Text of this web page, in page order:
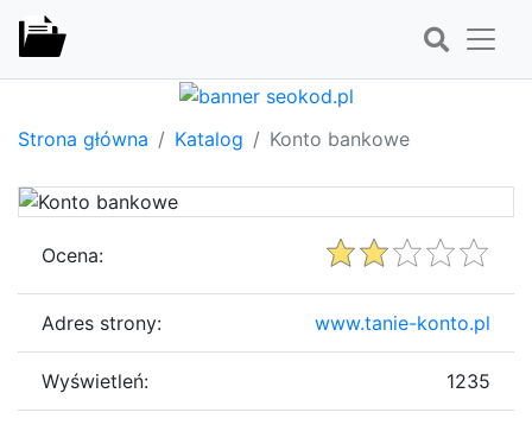
Strona główna Katalog Konto bankowe
Ocena:
Adres strony: www.tanie-konto.pl
Wyświetleń: 1235